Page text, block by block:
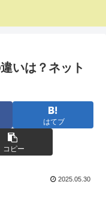
いは？ネット
はてブ
コピー
2025.05.30